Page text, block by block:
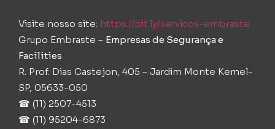
Visite nosso site: https://bit.ly/servicos-embraste
Grupo Embraste – Empresas de Segurança e
Facilities
R. Prof. Dias Castejon, 405 – Jardim Monte Kemel-
SP, 05633-050
☎ (11) 2507-4513
☎ (11) 95204-6873⁠